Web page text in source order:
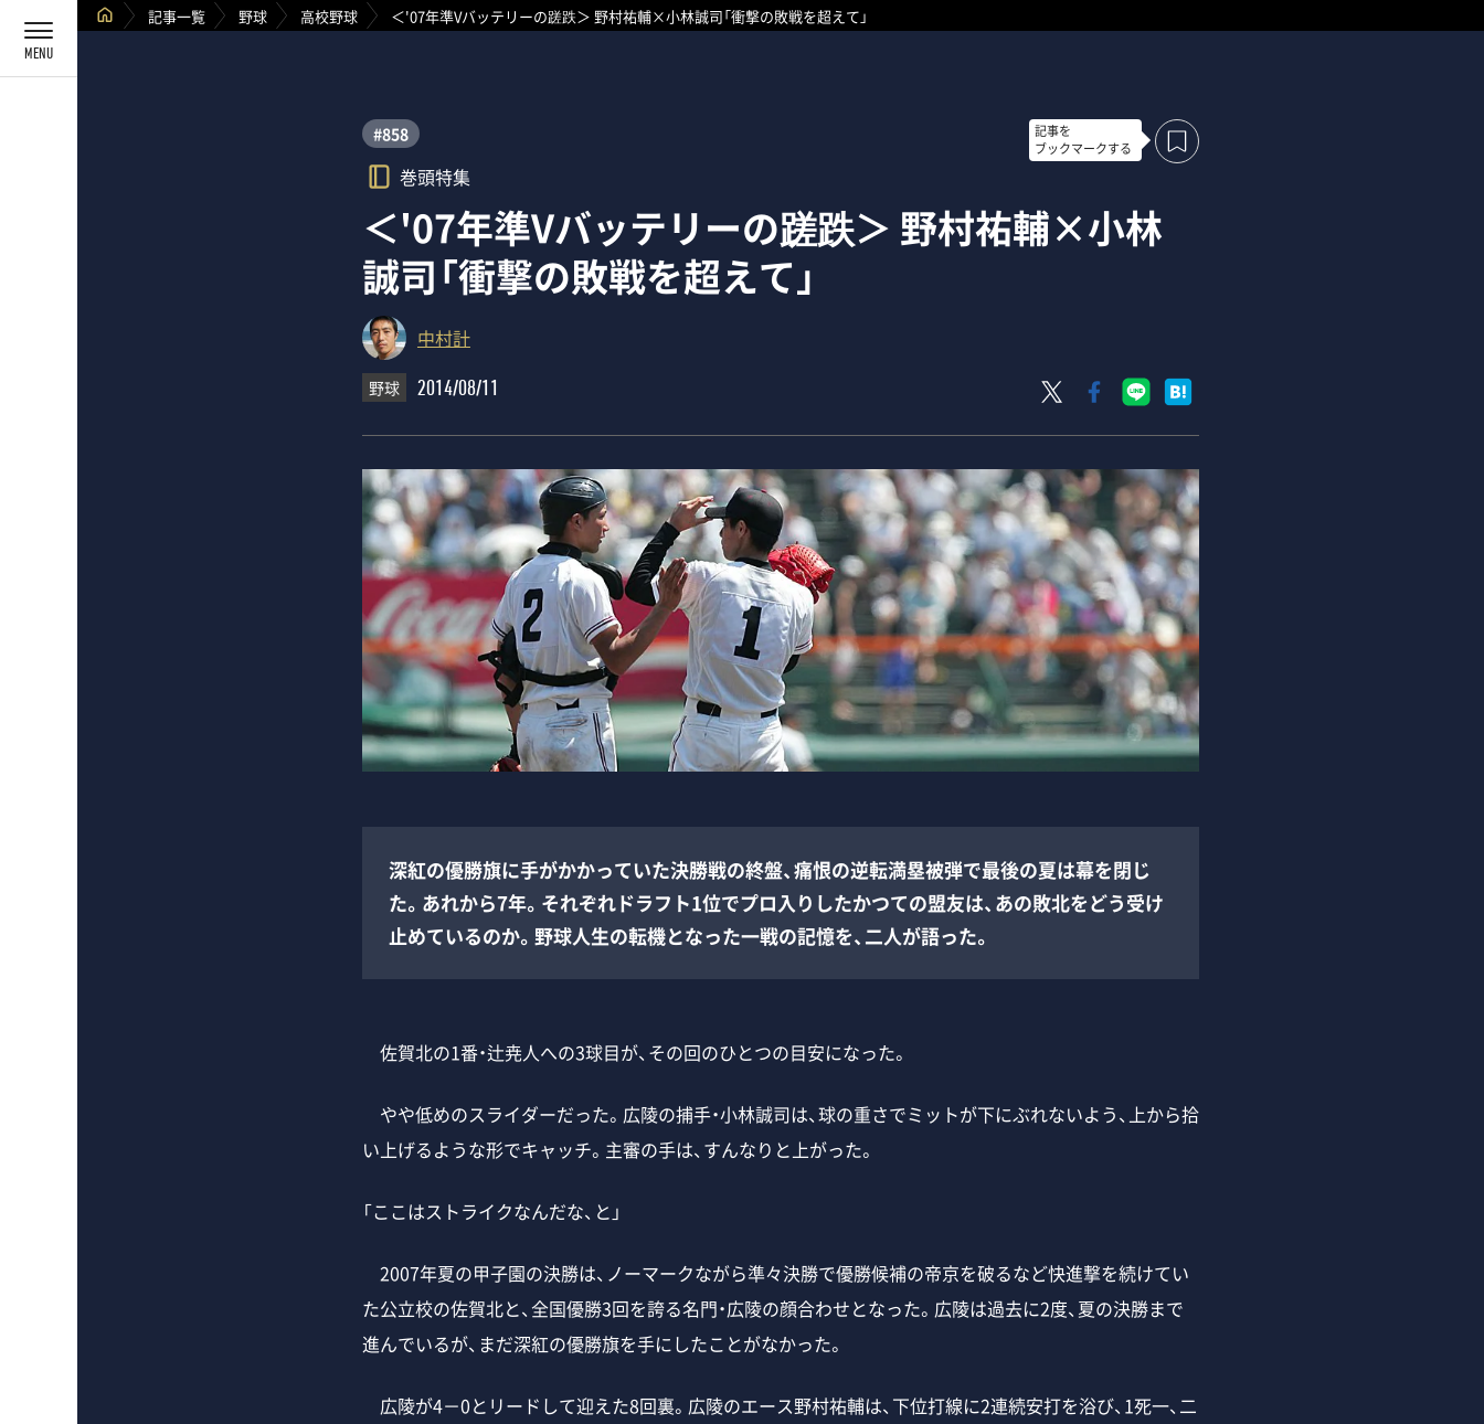
記事一覧 野球 高校野球 ＜'07年準Vバッテリーの蹉跌＞ 野村祐輔×小林誠司「衝撃の敗戦を超えて」
#858
巻頭特集
記事を
ブックマークする
＜'07年準Vバッテリーの蹉跌＞ 野村祐輔×小林
誠司「衝撃の敗戦を超えて」
中村計
野球 2014/08/11
深紅の優勝旗に手がかかっていた決勝戦の終盤、痛恨の逆転満塁被弾で最後の夏は幕を閉じ
た。あれから7年。それぞれドラフト1位でプロ入りしたかつての盟友は、あの敗北をどう受け
止めているのか。野球人生の転機となった一戦の記憶を、二人が語った。
佐賀北の1番・辻尭人への3球目が、その回のひとつの目安になった。
やや低めのスライダーだった。広陵の捕手・小林誠司は、球の重さでミットが下にぶれないよう、上から拾
い上げるような形でキャッチ。主審の手は、すんなりと上がった。
「ここはストライクなんだな、と」
2007年夏の甲子園の決勝は、ノーマークながら準々決勝で優勝候補の帝京を破るなど快進撃を続けてい
た公立校の佐賀北と、全国優勝3回を誇る名門・広陵の顔合わせとなった。広陵は過去に2度、夏の決勝まで
進んでいるが、まだ深紅の優勝旗を手にしたことがなかった。
広陵が4－0とリードして迎えた8回裏。広陵のエース野村祐輔は、下位打線に2連続安打を浴び、1死一、二